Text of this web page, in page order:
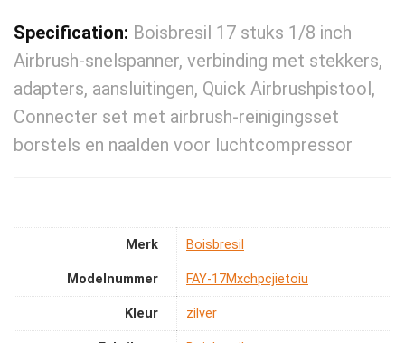
Specification: Boisbresil 17 stuks 1/8 inch
Airbrush-snelspanner, verbinding met stekkers,
adapters, aansluitingen, Quick Airbrushpistool,
Connecter set met airbrush-reinigingsset
borstels en naalden voor luchtcompressor
Merk ‎Boisbresil
Modelnummer ‎FAY-17Mxchpcjietoiu
Kleur ‎zilver